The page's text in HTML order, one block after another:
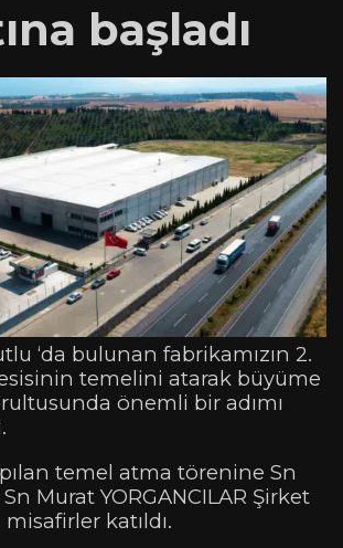
başladı
‘da bulunan fabrikamızın 2.
temelini atarak büyüme
önemli bir adımı
temel atma törenine Sn
Murat YORGANCILAR Şirket
katıldı.